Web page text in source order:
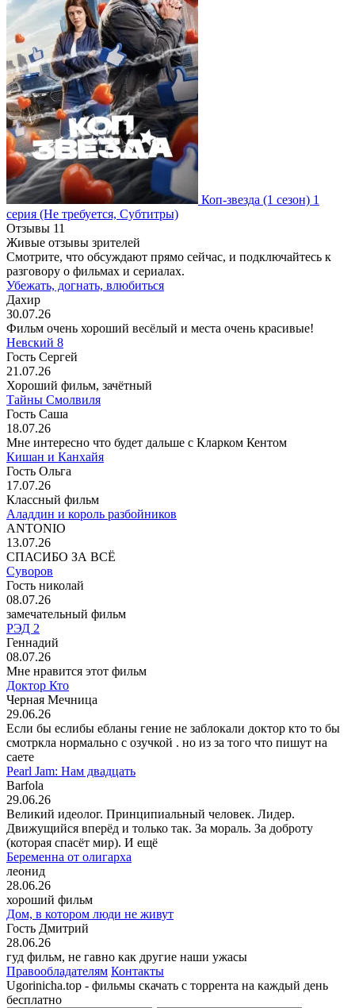
Коп-звезда (1 сезон) 1
серия (Не требуется, Субтитры)
Отзывы 11
Живые отзывы зрителей
Смотрите, что обсуждают прямо сейчас, и подключайтесь к
разговору о фильмах и сериалах.
Убежать, догнать, влюбиться
Дахир
30.07.26
Фильм очень хороший весёлый и места очень красивые!
Невский 8
Гость Сергей
21.07.26
Хороший фильм, зачётный
Тайны Смолвиля
Гость Саша
18.07.26
Мне интересно что будет дальше с Кларком Кентом
Кишан и Канхайя
Гость Ольга
17.07.26
Классный фильм
Аладдин и король разбойников
ANTONIO
13.07.26
СПАСИБО ЗА ВСЁ
Суворов
Гость николай
08.07.26
замечательный фильм
РЭД 2
Геннадий
08.07.26
Мне нравится этот фильм
Доктор Кто
Черная Мечница
29.06.26
Если бы еслибы ебланы гение не заблокали доктор кто то бы
смотркла нормально с озучкой . но из за того что пишут на
саете
Pearl Jam: Нам двадцать
Barfola
29.06.26
Великий идеолог. Принципиальный человек. Лидер.
Движущийся вперёд и только так. За мораль. За доброту
(которая спасёт мир). И ещё
Беременна от олигарха
леонид
28.06.26
хороший фильм
Дом, в котором люди не живут
Гость Дмитрий
28.06.26
гуд фильм, не гавно как другие наши ужасы
Правообладателям Контакты
Ugorinicha.top - фильмы скачать с торрента на каждый день
бесплатно